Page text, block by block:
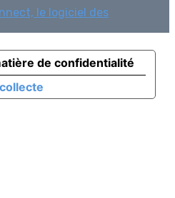
le logiciel des
de confidentialité